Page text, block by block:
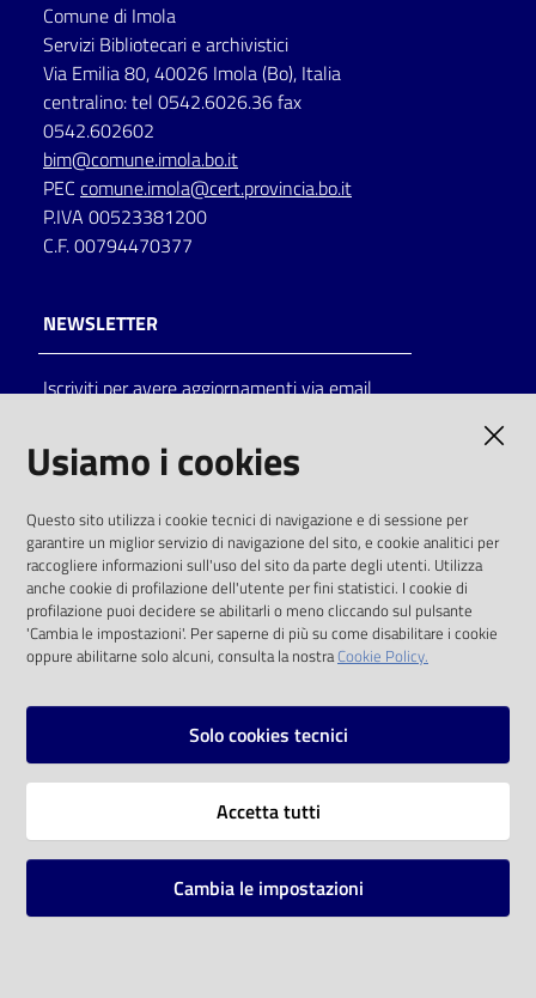
Comune di Imola
Servizi Bibliotecari e archivistici
Via Emilia 80, 40026 Imola (Bo), Italia
centralino: tel 0542.6026.36 fax
0542.602602
bim@comune.imola.bo.it
PEC comune.imola@cert.provincia.bo.it
P.IVA 00523381200
C.F. 00794470377
NEWSLETTER
Iscriviti per avere aggiornamenti via email
solo alle condizioni previste dalla direttiva
comunitaria 2003/98/CE e dal d.lgs. 36/2006
SOCIAL
Instagram
Vai alla pagina
Mappa del sito
Usiamo i cookies
Questo sito utilizza i cookie tecnici di navigazione e di sessione per
garantire un miglior servizio di navigazione del sito, e cookie analitici per
raccogliere informazioni sull'uso del sito da parte degli utenti. Utilizza
anche cookie di profilazione dell'utente per fini statistici. I cookie di
profilazione puoi decidere se abilitarli o meno cliccando sul pulsante
'Cambia le impostazioni'. Per saperne di più su come disabilitare i cookie
oppure abilitarne solo alcuni, consulta la nostraCookie Policy.
Solo cookies tecnici
Accetta tutti
Cambia le impostazioni